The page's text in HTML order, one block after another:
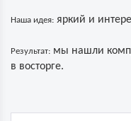
Наша идея: яркий и
Результат: мы нашли
в восторге.